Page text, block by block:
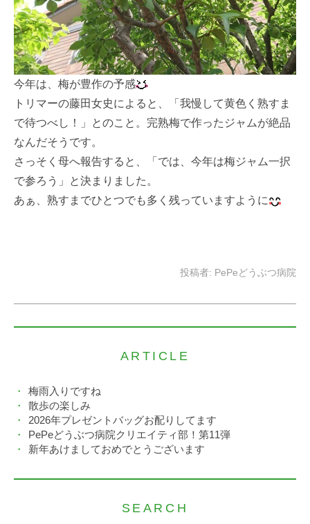
今年は、梅が豊作の予感
トリマーの藤田女史によると、「我慢して黄色く熟すま
で待つべし！」とのこと。完熟梅で作ったジャムが絶品
なんだそうです。
さっそく母へ報告すると、「では、今年は梅ジャム一択
で参ろう」と決まりました。
あぁ、熟すまでひとつでも多く残っていますように
投稿者: PePeどうぶつ病院
ARTICLE
梅雨入りですね
散歩の楽しみ
2026年プレゼントバッグお配りしてます
PePeどうぶつ病院クリエイティ部！第11弾
新年あけましておめでとうございます
SEARCH